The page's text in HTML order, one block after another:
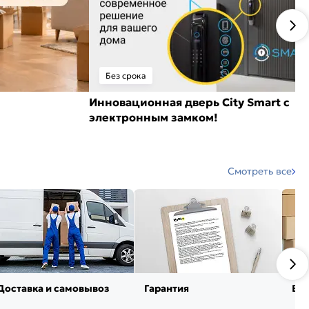
Без срока
Инновационная дверь City Smart с
электронным замком!
Смотреть все
и самовывоз Гарантия